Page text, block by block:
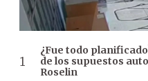
¿Fue todo
de los supuestos
Roselin